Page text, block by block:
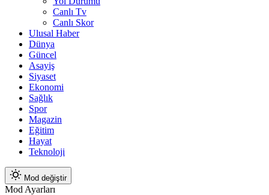
Canlı Tv
Canlı Skor
Ulusal Haber
Dünya
Güncel
Asayiş
Siyaset
Ekonomi
Sağlık
Spor
Magazin
Eğitim
Hayat
Teknoloji
Mod değiştir
Mod Ayarları